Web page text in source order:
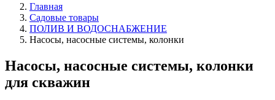
Главная
Садовые товары
ПОЛИВ И ВОДОСНАБЖЕНИЕ
Насосы, насосные системы, колонки
Насосы, насосные системы, колонки
для скважин